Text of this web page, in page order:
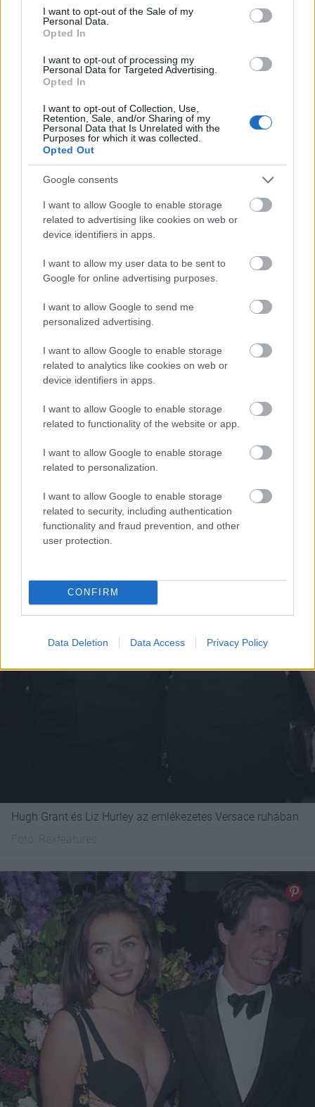
consent section.
I want to opt-out of the Sale of my
Personal Data.
Opted In
I want to opt-out of processing my
Personal Data for Targeted Advertising.
Opted In
I want to opt-out of Collection, Use,
Retention, Sale, and/or Sharing of my
Personal Data that Is Unrelated with the
Purposes for which it was collected.
Opted Out
Google consents
I want to allow Google to enable storage
related to advertising like cookies on web or
device identifiers in apps.
I want to allow my user data to be sent to
Google for online advertising purposes.
I want to allow Google to send me
personalized advertising.
I want to allow Google to enable storage
related to analytics like cookies on web or
device identifiers in apps.
I want to allow Google to enable storage
related to functionality of the website or app.
I want to allow Google to enable storage
related to personalization.
I want to allow Google to enable storage
related to security, including authentication
functionality and fraud prevention, and other
user protection.
CONFIRM
Data Deletion Data Access Privacy Policy
Jennifer Lawrence
Rexfeatures
Liz Hurley az ikonikus Versace ruhában Hugh Grant
Hugh Grant és Liz Hurley az emlékezetes Versace ruhában